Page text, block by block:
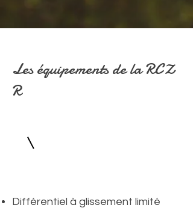
Les équipements de la RCZ
R
Différentiel à glissement limité